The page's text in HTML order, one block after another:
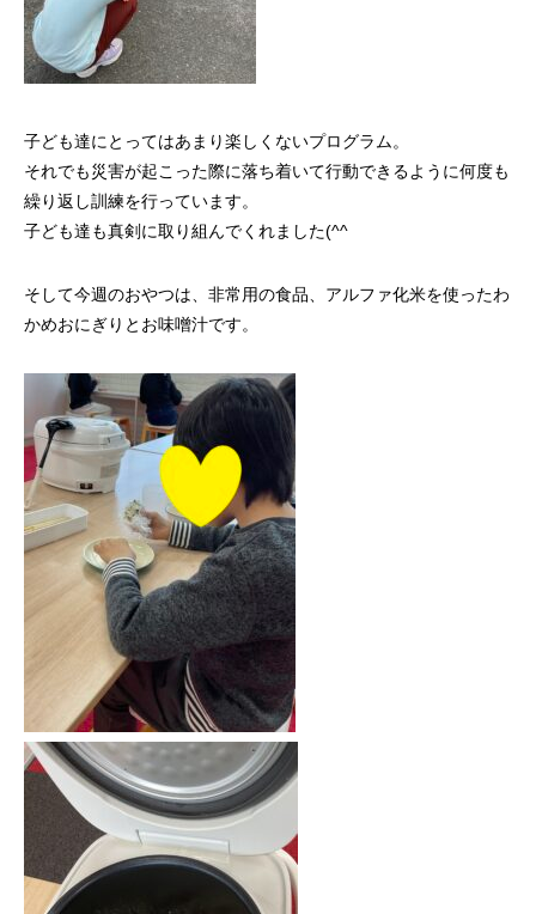
子ども達にとってはあまり楽しくないプログラム。
それでも災害が起こった際に落ち着いて行動できるように何度も
繰り返し訓練を行っています。
子ども達も真剣に取り組んでくれました(^^
そして今週のおやつは、非常用の食品、アルファ化米を使ったわ
かめおにぎりとお味噌汁です。